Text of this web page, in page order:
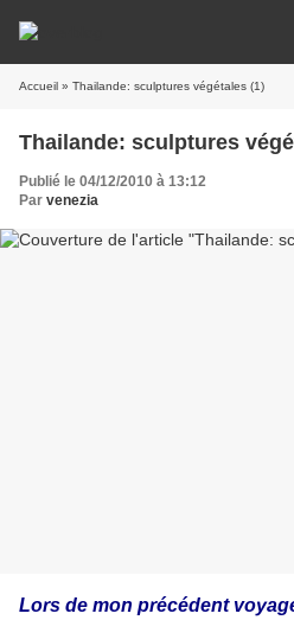
Accueil » Thailande: sculptures végétales (1)
Thailande: sculptures
Publié le 04/12/2010 à 13:12
Par venezia
Lors de mon précédent